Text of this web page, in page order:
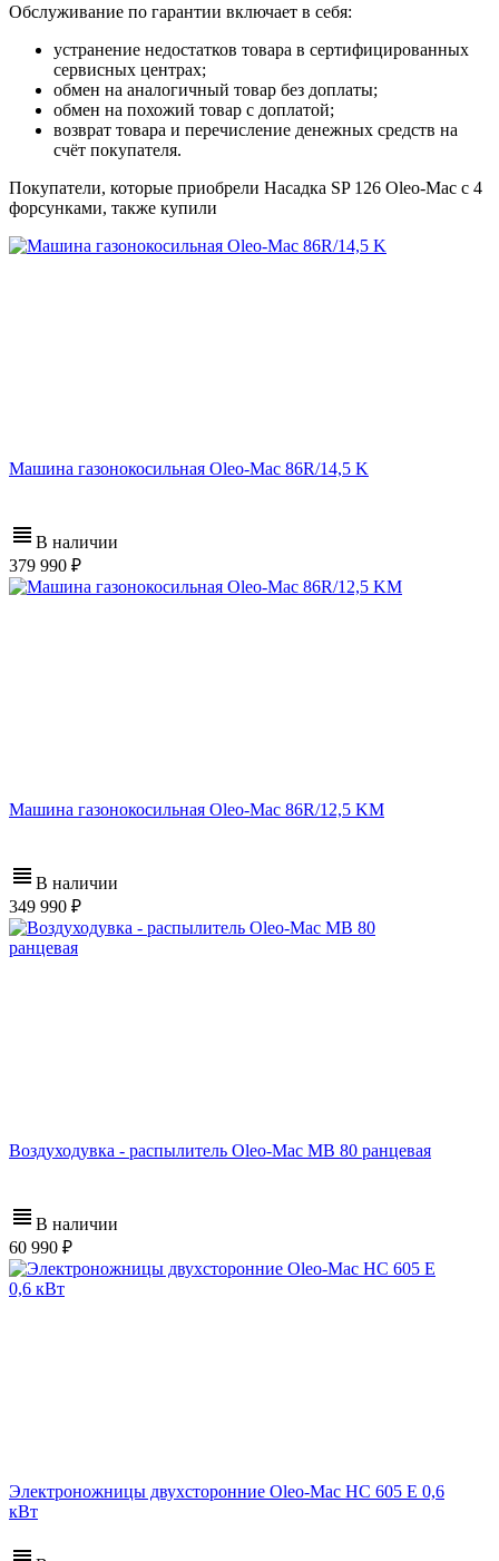
Обслуживание по гарантии включает в себя:
устранение недостатков товара в сертифицированных
сервисных центрах;
обмен на аналогичный товар без доплаты;
обмен на похожий товар с доплатой;
возврат товара и перечисление денежных средств на
счёт покупателя.
Покупатели, которые приобрели Насадка SP 126 Oleo-Mac с 4
форсунками, также купили
Машина газонокосильная Oleo-Mac 86R/14,5 K
В наличии
379 990
Машина газонокосильная Oleo-Mac 86R/12,5 KM
В наличии
349 990
Воздуходувка - распылитель Oleo-Mac MB 80 ранцевая
В наличии
60 990
Электроножницы двухсторонние Oleo-Mac HC 605 E 0,6
кВт